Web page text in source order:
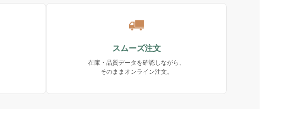
スムーズ注文
在庫・品質データを確認しながら、
そのままオンライン注文。